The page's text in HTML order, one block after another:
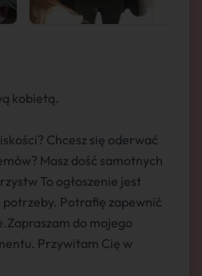
kobietą.
Chcesz się oderwać
Masz dość samotnych
To ogłoszenie jest
potrzeby. Potrafię zapewnić
do mojego
Przywitam Cię w